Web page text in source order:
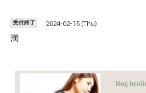
受付終了 2024-02-15 (Thu)
満